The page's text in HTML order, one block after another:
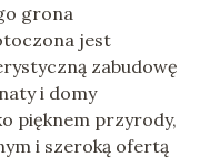
grona
jest
zabudowę
i domy
pięknem przyrody,
i szeroką ofertą